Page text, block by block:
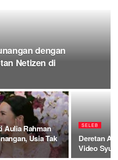
dengan
Netizen di
Aulia Rahman
Usia Tak
SELEB
Deretan
Video